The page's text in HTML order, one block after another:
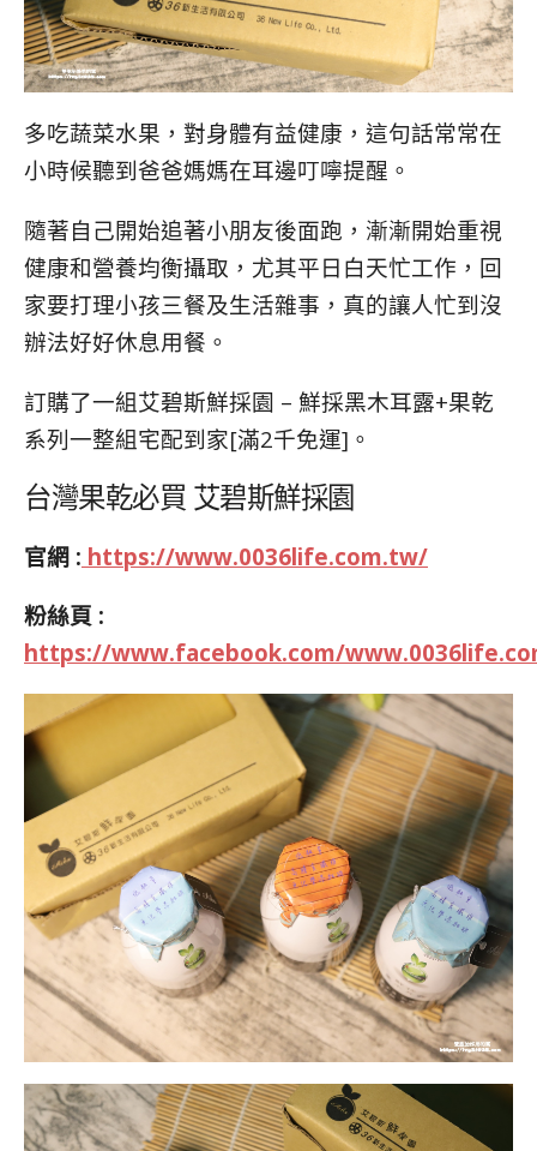
多吃蔬菜水果，對身體有益健康，這句話常常在
小時候聽到爸爸媽媽在耳邊叮嚀提醒。
隨著自己開始追著小朋友後面跑，漸漸開始重視
健康和營養均衡攝取，尤其平日白天忙工作，回
家要打理小孩三餐及生活雜事，真的讓人忙到沒
辦法好好休息用餐。
訂購了一組艾碧斯鮮採園 – 鮮採黑木耳露+果乾
系列一整組宅配到家[滿2千免運]。
台灣果乾必買 艾碧斯鮮採園
官網 : https://www.0036life.com.tw/
粉絲頁 :
https://www.facebook.com/